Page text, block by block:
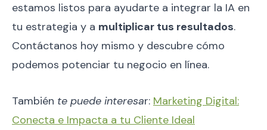
estamos listos para ayudarte a integrar la IA en
tu estrategia y a multiplicar tus resultados.
Contáctanos hoy mismo y descubre cómo
podemos potenciar tu negocio en línea.
También te puede interesar: Marketing Digital:
Conecta e Impacta a tu Cliente Ideal